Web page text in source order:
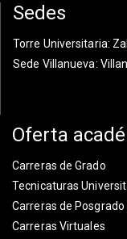
Sedes
Torre Universitaria:
Sede Villanueva:
Oferta
Carreras de Grado
Tecnicaturas
Carreras de Posgrado
Carreras Virtuales